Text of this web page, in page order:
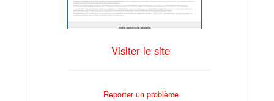
Visiter le site
Reporter un problème